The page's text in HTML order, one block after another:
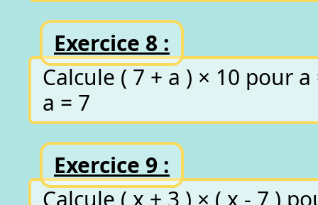
Exercice 8 :
Calcule ( 7 + a ) × 10 pour
a = 7
Exercice 9 :
Calcule ( x + 3 ) × ( x - 7 )